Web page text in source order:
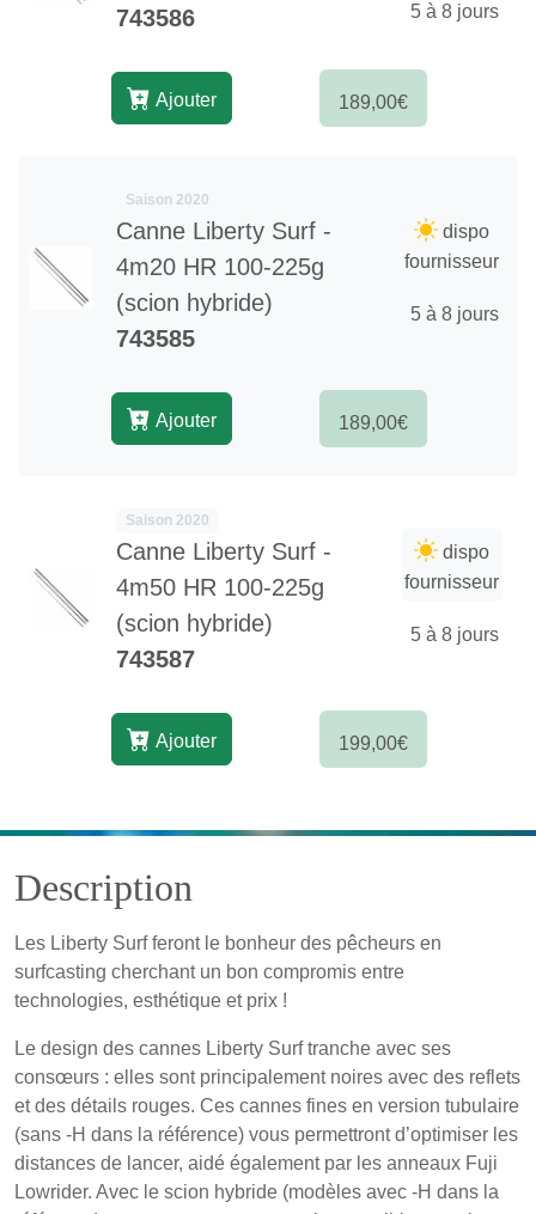
743586
5 à 8 jours
189,00€
Ajouter
Saison 2020
Canne Liberty Surf -
4m20 HR 100-225g
(scion hybride)
743585
dispo
fournisseur
5 à 8 jours
189,00€
Ajouter
Saison 2020
Canne Liberty Surf -
4m50 HR 100-225g
(scion hybride)
743587
dispo
fournisseur
5 à 8 jours
199,00€
Ajouter
Description
Les Liberty Surf feront le bonheur des pêcheurs en
surfcasting cherchant un bon compromis entre
technologies, esthétique et prix !
Le design des cannes Liberty Surf tranche avec ses
consœurs : elles sont principalement noires avec des reflets
et des détails rouges. Ces cannes fines en version tubulaire
(sans -H dans la référence) vous permettront d’optimiser les
distances de lancer, aidé également par les anneaux Fuji
Lowrider. Avec le scion hybride (modèles avec -H dans la